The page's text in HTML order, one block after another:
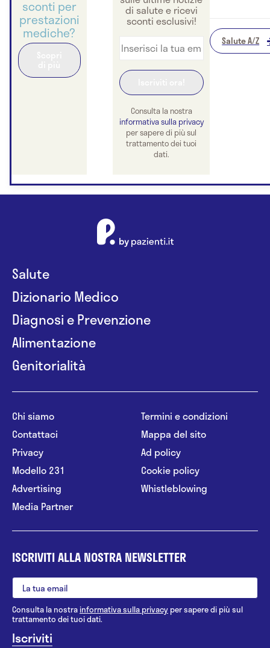
sconti per
prestazioni
mediche?
di salute e ricevi
sconti esclusivi!
Consulta la nostra
informativa sulla privacy
per sapere di più sul
trattamento dei tuoi
dati.
Salute A/Z
Salute
Dizionario Medico
Diagnosi e Prevenzione
Alimentazione
Genitorialità
Chi siamo
Contattaci
Privacy
Modello 231
Advertising
Media Partner
Termini e condizioni
Mappa del sito
Ad policy
Cookie policy
Whistleblowing
ISCRIVITI ALLA NOSTRA NEWSLETTER
Consulta la nostrainformativa sulla privacy per sapere di più sul
trattamento dei tuoi dati.